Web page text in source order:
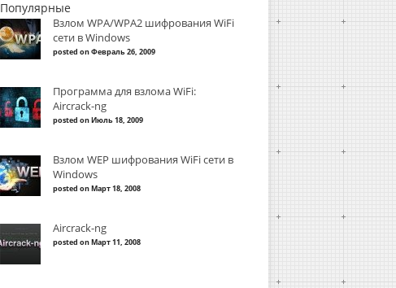
Популярные
Взлом WPA/WPA2 шифрования WiFi
сети в Windows
posted on Февраль 26, 2009
Программа для взлома WiFi:
Aircrack-ng
posted on Июль 18, 2009
Взлом WEP шифрования WiFi сети в
Windows
posted on Март 18, 2008
Aircrack-ng
posted on Март 11, 2008